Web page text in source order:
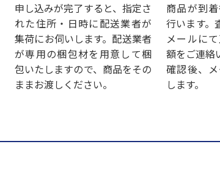
申し込みが完了すると、指定さ
れた住所・日時に配送業者が
集荷にお伺いします。配送業者
が専用の梱包材を用意して梱
包いたしますので、商品をその
ままお渡しください。
商品が到
行います。
メールに
額をご連絡
確認後、
します。